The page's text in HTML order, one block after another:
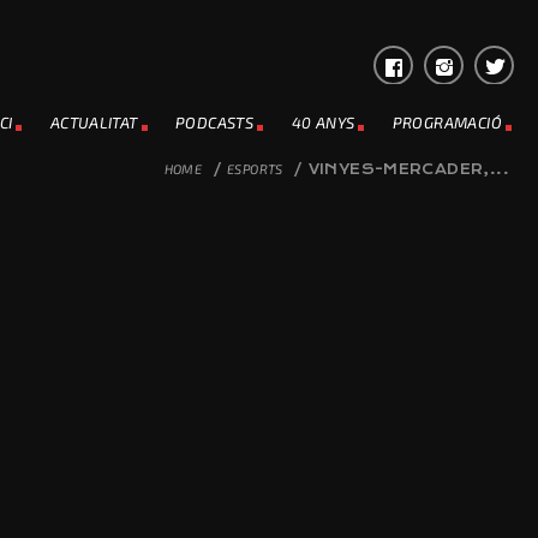
ACTUALITAT PODCASTS 40 ANYS PROGRAMACIÓ
HOME / ESPORTS / VINYES-MERCADER,...